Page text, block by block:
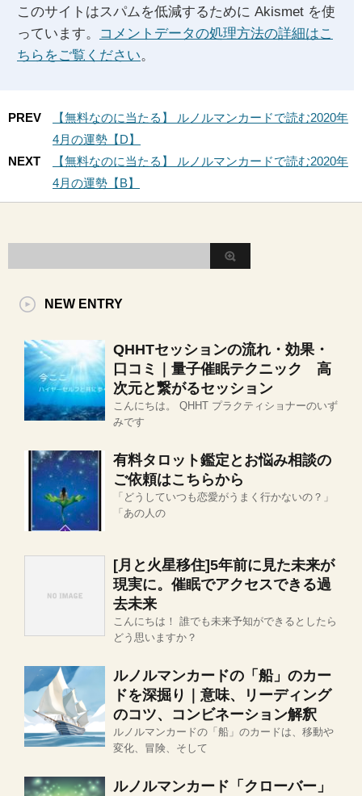
このサイトはスパムを低減するために Akismet を使
っています。
コメントデータの処理方法の詳細はこ
ちらをご覧ください。
PREV
【無料なのに当たる】 ルノルマンカードで読む2020年
4月の運勢【D】
NEXT
【無料なのに当たる】 ルノルマンカードで読む2020年
4月の運勢【B】
NEW ENTRY
QHHTセッションの流れ・効果・
口コミ｜量子催眠テクニック 高
次元と繋がるセッション
こんにちは。 QHHT プラクティショナーのいず
みです
有料タロット鑑定とお悩み相談の
ご依頼はこちらから
「どうしていつも恋愛がうまく行かないの？」
「あの人の
[月と火星移住]5年前に見た未来が
現実に。催眠でアクセスできる過
去未来
こんにちは！ 誰でも未来予知ができるとしたら
どう思いますか？
ルノルマンカードの「船」のカー
ドを深掘り｜意味、リーディング
のコツ、コンビネーション解釈
ルノルマンカードの「船」のカードは、移動や
変化、冒険、そして
ルノルマンカード「クローバー」